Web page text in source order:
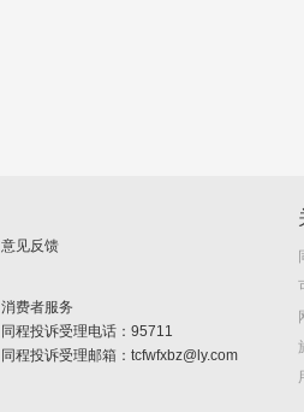
意见反馈
消费者服务
同程投诉受理电话：95711
同程投诉受理邮箱：tcfwfxbz@ly.com